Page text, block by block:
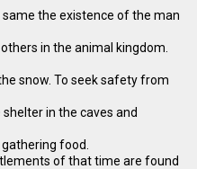
the existence of the man
in the animal kingdom.
snow. To seek safety from
in the caves and
food.
of that time are found